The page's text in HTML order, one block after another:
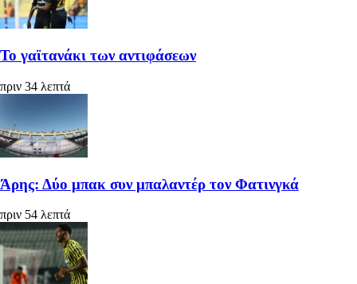
Το γαϊτανάκι των αντιφάσεων
πριν 34 λεπτά
Άρης: Δύο μπακ συν μπαλαντέρ τον Φατινγκά
πριν 54 λεπτά